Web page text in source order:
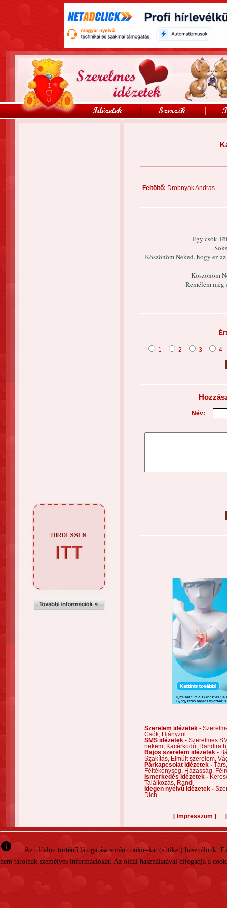
Feltöltő: Drobnyak
Egy csók
Köszönöm Neked, hogy ez
Köszönöm
Remélem
1 2 3 4
Név:
Szerelem idézetek -
Csók,
Hiányzol
SMS idézetek - Szerelmes
nekem,
Kacérkodó,
Randira
Bajos szerelem idézetek -
Szakítás,
Elmúlt szerelem,
Párkapcsolat idézetek -
Féltékenység,
Házasság,
Ismerkedés idézetek -
Találkozás,
Randi
Idegen nyelvű idézetek -
Dich
[ Impresszum ]
info
Az oldalon történő látogatása során cookie-kat (sütiket)
nem tárolnak személyes információkat. Az oldal használatával elfogadja a